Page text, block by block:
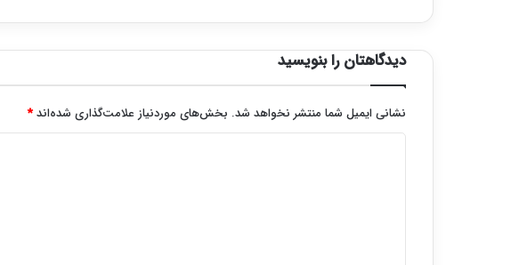
دیدگاهتان را بنویسید
نشانی ایمیل شما منتشر نخواهد شد. بخش‌های موردنیاز علامت‌گذاری شده‌اند*